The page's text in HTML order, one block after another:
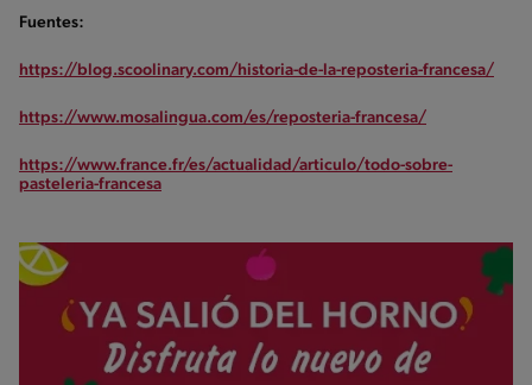
Fuentes:
https://blog.scoolinary.com/historia-de-la-reposteria-francesa/
https://www.mosalingua.com/es/reposteria-francesa/
https://www.france.fr/es/actualidad/articulo/todo-sobre-
pasteleria-francesa